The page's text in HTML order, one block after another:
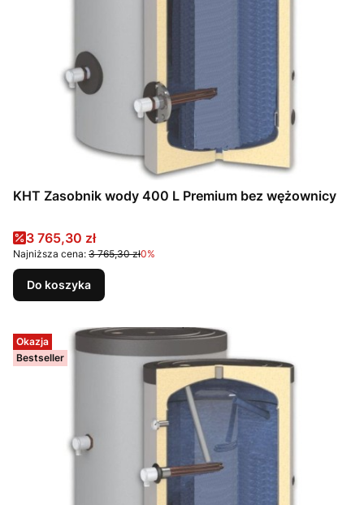
KHT Zasobnik wody 400 L Premium bez wężownicy
Cena promocyjna
3 765,30 zł
Najniższa cena: 3 765,30 zł0%
Do koszyka
Okazja
Bestseller